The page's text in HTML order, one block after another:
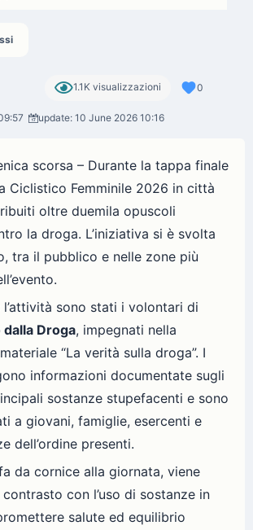
1.1K visualizzazioni 0
update: 10 June 2026 10:16
scorsa – Durante la tappa finale
Ciclistico Femminile 2026 in città
oltre duemila opuscoli
la droga. L’iniziativa si è svolta
tra il pubblico e nelle zone più
sono stati i volontari di
Droga, impegnati nella
“La verità sulla droga”. I
informazioni documentate sugli
sostanze stupefacenti e sono
a giovani, famiglie, esercenti e
dell’ordine presenti.
da cornice alla giornata, viene
con l’uso di sostanze in
salute ed equilibrio